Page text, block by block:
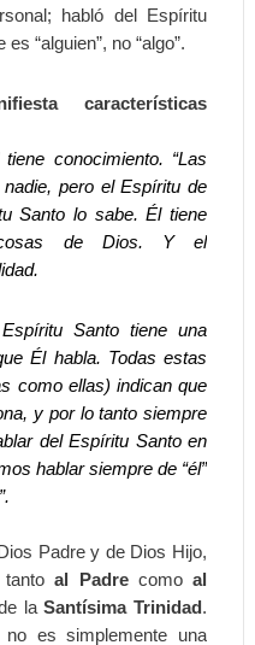
habló del Espíritu
“alguien”, no “algo”.
características
conocimiento. “Las
pero el Espíritu de
Santo lo sabe. Él tiene
cosas de Dios. Y el
Santo tiene una
Él habla. Todas estas
como ellas) indican que
y por lo tanto siempre
del Espíritu Santo en
hablar siempre de “él”
Padre y de Dios Hijo,
al Padrecomoal
laSantísima Trinidad.
es simplemente una